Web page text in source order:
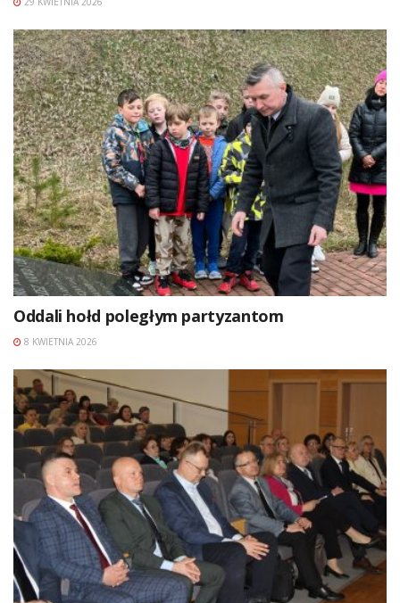
Oddali hołd poległym partyzantom
8 KWIETNIA 2026